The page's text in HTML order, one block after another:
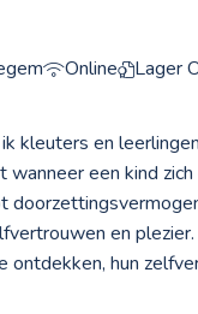
Online Lager
kleuters en
een kind
en
hun